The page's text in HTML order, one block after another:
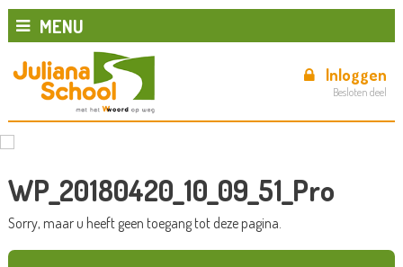
MENU
Inloggen
Besloten deel
WP_20180420_10_09_51_Pro
Sorry, maar u heeft geen toegang tot deze pagina.